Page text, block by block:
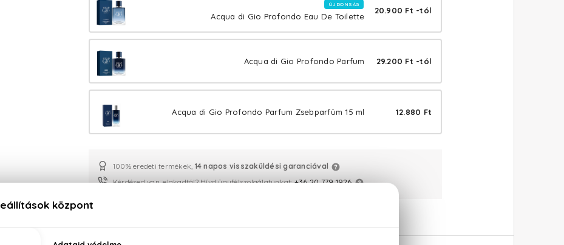
ÚJDONSÁG
Acqua di Gio Profondo Eau De Toilette
20.900 Ft -tól
Acqua di Gio Profondo Parfum 29.200 Ft -tól
Acqua di Gio Profondo Parfum Zsebparfüm 15 ml 12.880 Ft
100% eredeti termékek, 14 napos visszaküldési garanciával
Kérdésed van, elakadtál? Hívd ügyfélszolgálatunkat:+36 20 779 1926